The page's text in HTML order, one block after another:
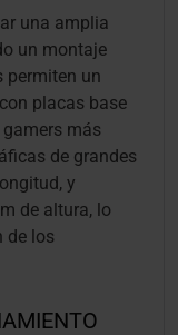
una amplia
un montaje
permiten un
placas base
más
de grandes
y
de altura, lo
de los